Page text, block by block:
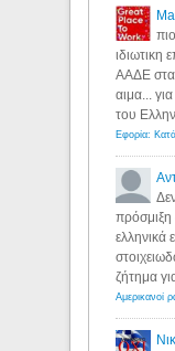
ιδιωτικη
ΑΑΔΕ στα
αιμα...
του
πρόσμιξη
ελληνικά
ζήτημα